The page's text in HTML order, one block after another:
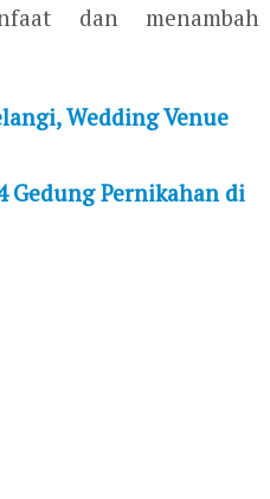
dan menambah
Wedding Venue
Gedung Pernikahan di